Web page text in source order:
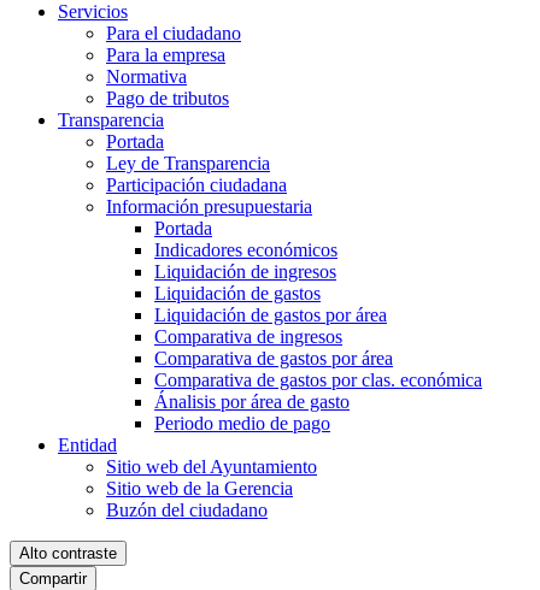
Servicios
Para el ciudadano
Para la empresa
Normativa
Pago de tributos
Transparencia
Portada
Ley de Transparencia
Participación ciudadana
Información presupuestaria
Portada
Indicadores económicos
Liquidación de ingresos
Liquidación de gastos
Liquidación de gastos por área
Comparativa de ingresos
Comparativa de gastos por área
Comparativa de gastos por clas. económica
Ánalisis por área de gasto
Periodo medio de pago
Entidad
Sitio web del Ayuntamiento
Sitio web de la Gerencia
Buzón del ciudadano
Alto contraste
Compartir